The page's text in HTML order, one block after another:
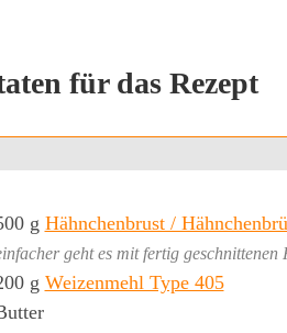
für das Rezept
g Hähnchenbrust /
geht es mit fertig geschnittenen
g Weizenmehl Type 405